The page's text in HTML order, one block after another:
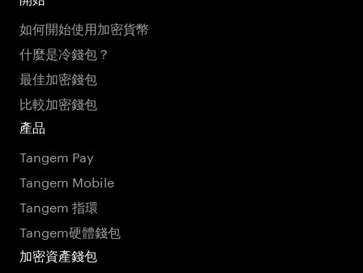
如何開始使用加密貨幣
什麼是冷錢包？
最佳加密錢包
比較加密錢包
產品
Tangem Pay
Tangem Mobile
Tangem 指環
Tangem硬體錢包
加密資產錢包